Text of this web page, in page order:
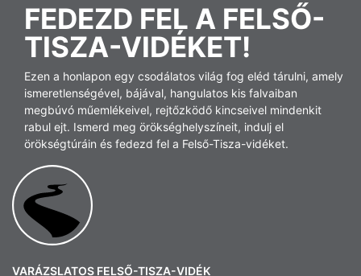
FEDEZD FEL A FELSŐ-
TISZA-VIDÉKET!
Ezen a honlapon egy csodálatos világ fog eléd tárulni, amely
ismeretlenségével, bájával, hangulatos kis falvaiban
megbúvó műemlékeivel, rejtőzködő kincseivel mindenkit
rabul ejt. Ismerd meg örökséghelyszíneit, indulj el
örökségtúráin és fedezd fel a Felső-Tisza-vidéket.
VARÁZSLATOS FELSŐ-TISZA-VIDÉK